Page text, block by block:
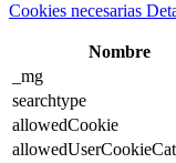
Cookies necesarias
Nombre
_mg
searchtype
allowedCookie